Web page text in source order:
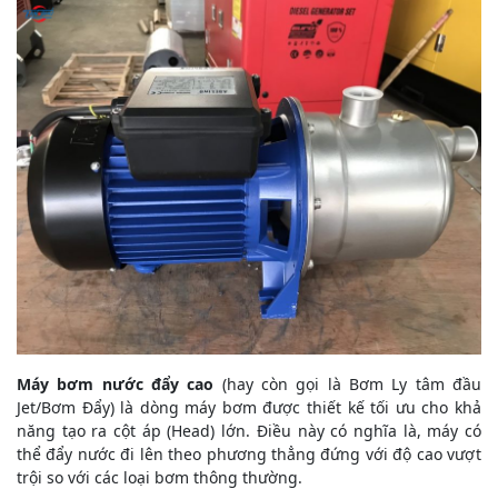
Máy bơm nước đẩy cao (hay còn gọi là Bơm Ly tâm đầu
Jet/Bơm Đẩy) là dòng máy bơm được thiết kế tối ưu cho khả
năng tạo ra cột áp (Head) lớn. Điều này có nghĩa là, máy có
thể đẩy nước đi lên theo phương thẳng đứng với độ cao vượt
trội so với các loại bơm thông thường.